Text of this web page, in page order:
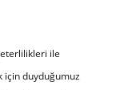
ile
için duyduğumuz